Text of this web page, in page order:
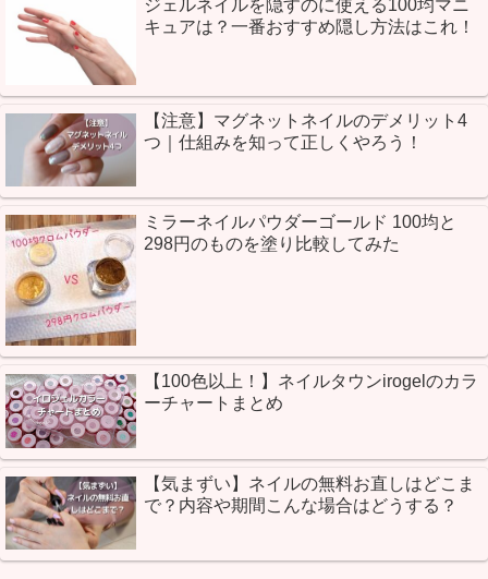
ジェルネイルを隠すのに使える100均マニ
キュアは？一番おすすめ隠し方法はこれ！
【注意】マグネットネイルのデメリット4
つ｜仕組みを知って正しくやろう！
ミラーネイルパウダーゴールド 100均と
298円のものを塗り比較してみた
【100色以上！】ネイルタウンirogelのカラ
ーチャートまとめ
【気まずい】ネイルの無料お直しはどこま
で？内容や期間こんな場合はどうする？